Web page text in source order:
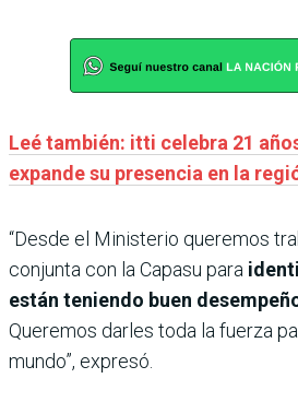
Leé también: itti celebra 21
expande su presencia en la
“Desde el Ministerio queremos
conjunta con la Capasu para
están teniendo buen
Queremos darles toda la fuerza
mundo”, expresó.